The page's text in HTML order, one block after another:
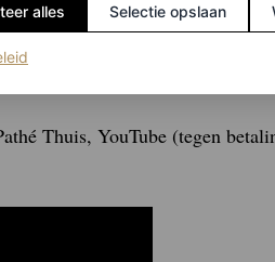
in een Bijrol (Isabella
Beste Film, Beste
Thuis, YouTube (tegen
alles Selectie opslaan